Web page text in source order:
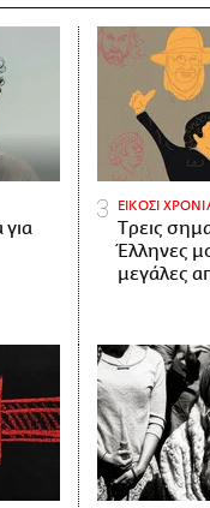
ΕΙΚΟΣΙ
Tρεις
Έλληνες
μεγάλες